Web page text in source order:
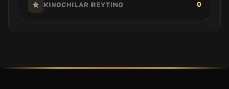
KINOCHILAR REYTING 0